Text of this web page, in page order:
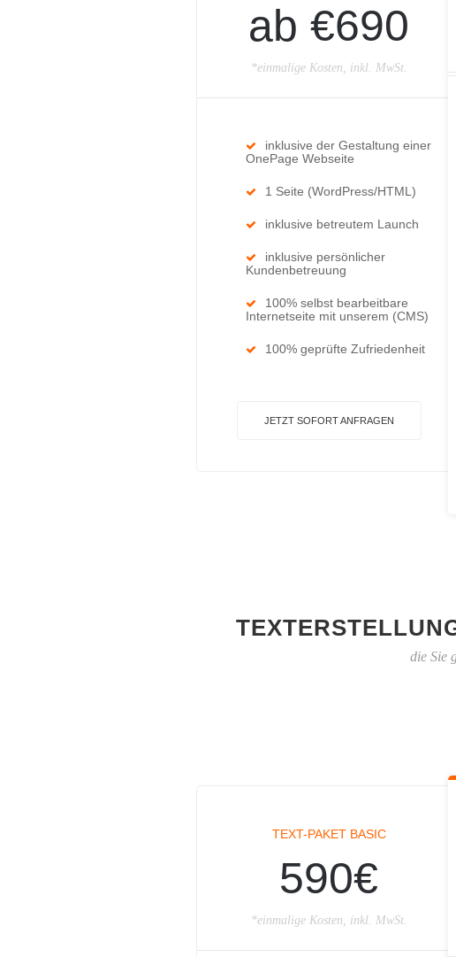
ab €690
*einmalige Kosten, inkl. MwSt.
inklusive der Gestaltung einer
OnePage Webseite
1 Seite (WordPress/HTML)
inklusive betreutem Launch
inklusive persönlicher
Kundenbetreuung
100% selbst bearbeitbare
Internetseite mit unserem (CMS)
100% geprüfte Zufriedenheit
JETZT SOFORT ANFRAGEN
die Sie
TEXT-PAKET BASIC
590€
*einmalige Kosten, inkl. MwSt.